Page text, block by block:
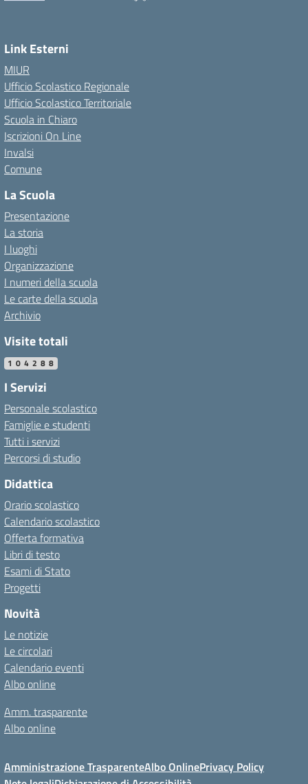
Link Esterni
MIUR
Ufficio Scolastico Regionale
Ufficio Scolastico Territoriale
Scuola in Chiaro
Iscrizioni On Line
Invalsi
Comune
La Scuola
Presentazione
La storia
I luoghi
Organizzazione
I numeri della scuola
Le carte della scuola
Archivio
Visite totali
104288
I Servizi
Personale scolastico
Famiglie e studenti
Tutti i servizi
Percorsi di studio
Didattica
Orario scolastico
Calendario scolastico
Offerta formativa
Libri di testo
Esami di Stato
Progetti
Novità
Le notizie
Le circolari
Calendario eventi
Albo online
Amm. trasparente
Albo online
Amministrazione TrasparenteAlbo OnlinePrivacy Policy